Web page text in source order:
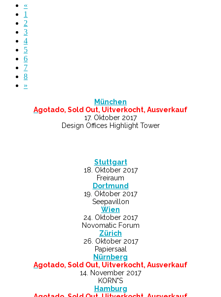
«
1
2
3
4
5
6
7
8
»
München
Agotado, Sold Out, Uitverkocht, Ausverkauf
17. Oktober 2017
Design Offices Highlight Tower
Stuttgart
18. Oktober 2017
Freiraum
Dortmund
19. Oktober 2017
Seepavillon
Wien
24. Oktober 2017
Novomatic Forum
Zürich
26. Oktober 2017
Papiersaal
Nürnberg
Agotado, Sold Out, Uitverkocht, Ausverkauf
14. November 2017
KORN"S
Hamburg